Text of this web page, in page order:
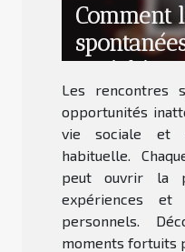
Comment
enrichir
?
Les rencontres
opportunités
vie sociale et
habituelle.
peut ouvrir la
expériences
personnels.
moments fortuits